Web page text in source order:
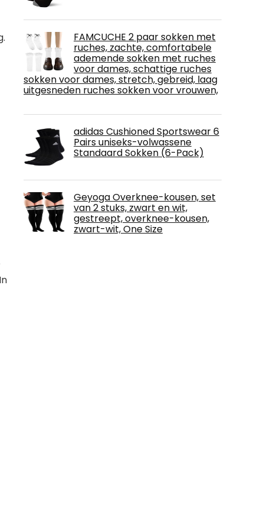
FAMCUCHE 2 paar sokken met
ruches, zachte, comfortabele
ademende sokken met ruches
voor dames, schattige ruches
sokken voor dames, stretch, gebreid, laag
uitgesneden ruches sokken voor vrouwen,
adidas Cushioned Sportswear 6
Pairs uniseks-volwassene
Standaard Sokken (6-Pack)
Geyoga Overknee-kousen, set
van 2 stuks, zwart en wit,
gestreept, overknee-kousen,
zwart-wit, One Size